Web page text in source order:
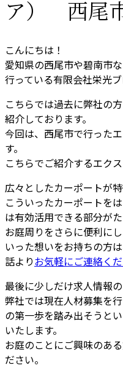
ア） 西尾
こんにちは！
愛知県の西尾市や碧南市
行っている有限会社栄光ブ
こちらでは過去に弊社の
紹介しております。
今回は、西尾市で行った
す。
こちらでご紹介するエク
広々としたカーポートが特
こういったカーポートを
は有効活用できる部分がた
お庭周りをさらに便利に
いった想いをお持ちの方
話よりお気軽にご連絡くだ
最後に少しだけ求人情報
弊社では現在人材募集を
の第一歩を踏み出そうと
いたします。
お庭のことにご興味のあ
ださい。